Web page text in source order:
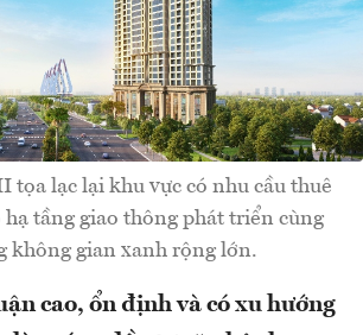
tọa lạc lại khu vực có nhu cầu thuê
hạ tầng giao thông phát triển cùng
không gian xanh rộng lớn.
cao, ổn định và có xu hướng